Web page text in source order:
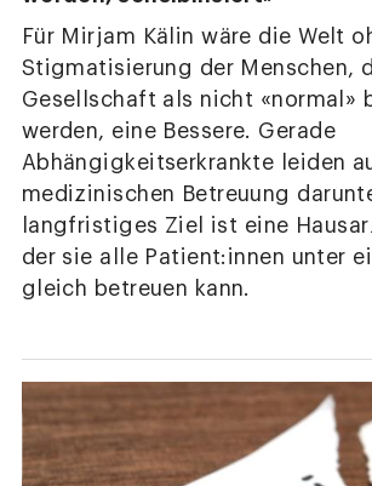
Für Mirjam Kälin wäre die Welt
Stigmatisierung der Menschen,
Gesellschaft als nicht «normal»
werden, eine Bessere. Gerade
Abhängigkeitserkrankte leiden
medizinischen Betreuung
langfristiges Ziel ist eine
der sie alle Patient:innen unter
gleich betreuen kann.